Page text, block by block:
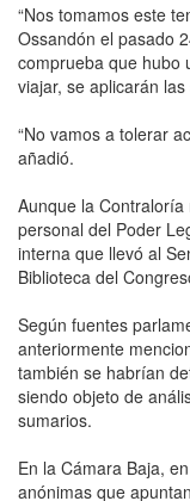
“Nos tomamos este
Ossandón el pasado
comprueba que hubo
viajar, se aplicarán
“No vamos a tolerar
añadió.
Aunque la
personal del Poder
interna que llevó al
Biblioteca del
Según fuentes
anteriormente
también se habrían
siendo objeto de
sumarios.
En la Cámara Baja,
anónimas que